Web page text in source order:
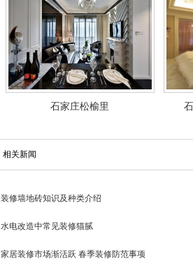
石家庄松榆里
相关新闻
装修墙地砖知识及种类介绍
水电改造中常见装修猫腻
家居装修市场渐活跃 春季装修防范事项